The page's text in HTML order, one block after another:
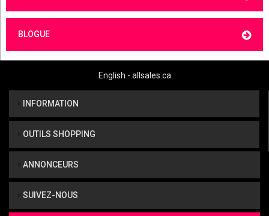
BLOGUE
English - allsales.ca
INFORMATION
OUTILS SHOPPING
ANNONCEURS
SUIVEZ-NOUS